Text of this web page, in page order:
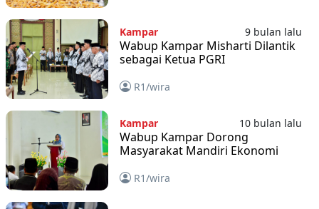
Kampar 9 bulan lalu
Wabup Kampar Misharti Dilantik
sebagai Ketua PGRI
R1/wira
Kampar 10 bulan lalu
Wabup Kampar Dorong
Masyarakat Mandiri Ekonomi
R1/wira